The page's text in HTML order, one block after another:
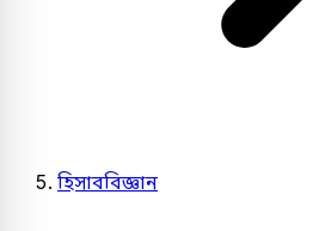
হিসাববিজ্ঞান